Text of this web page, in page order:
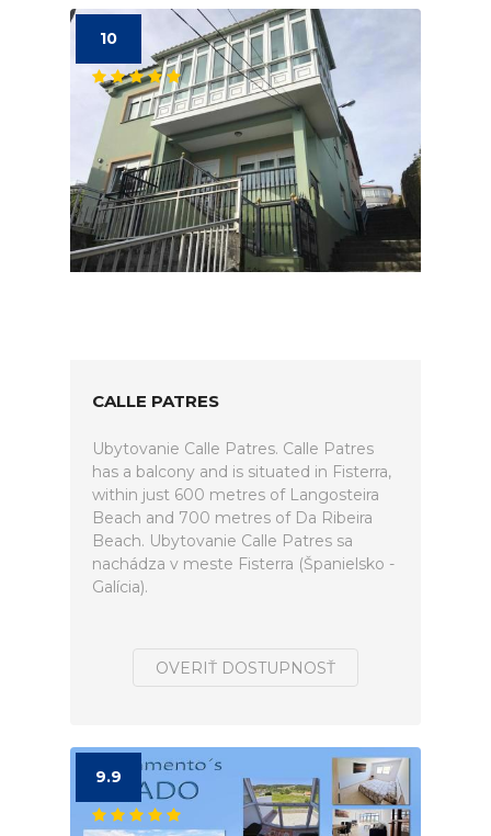
10
CALLE PATRES
Ubytovanie Calle Patres. Calle Patres
has a balcony and is situated in Fisterra,
within just 600 metres of Langosteira
Beach and 700 metres of Da Ribeira
Beach. Ubytovanie Calle Patres sa
nachádza v meste Fisterra (Španielsko -
Galícia).
OVERIŤ DOSTUPNOSŤ
9.9